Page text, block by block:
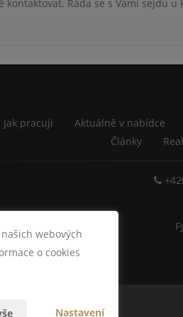
kontaktovat. Ráda se s Vámi sejdu u
Jak pracuji Aktuálně v nabídce
Články
webových
o cookies
Nastavení